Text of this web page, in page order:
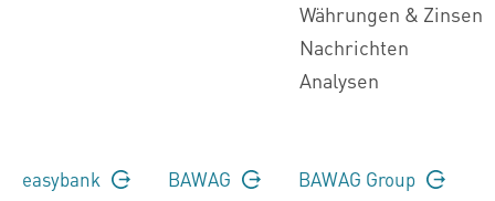
Währungen & Zinsen
Nachrichten
Analysen
easybank BAWAG BAWAG Group